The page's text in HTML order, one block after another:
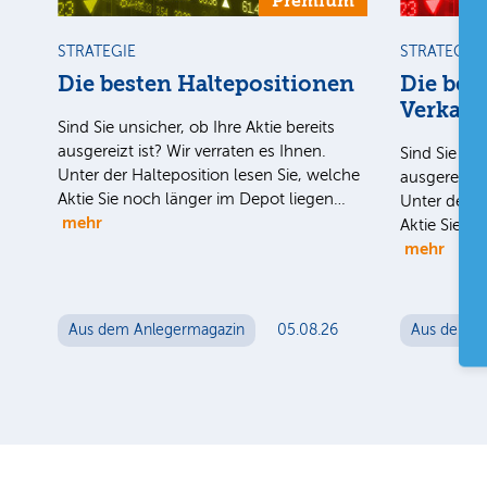
STRATEGIE
Die besten Haltepositionen
Sind Sie unsicher, ob Ihre Aktie bereits
ausgereizt ist? Wir verraten es Ihnen.
Unter der Halteposition lesen Sie, welche
Aktie Sie noch länger im Depot liegen…
mehr
Aus dem Anlegermagazin 05.08.26
STRATEGIE
Die
Sind Sie
ausgereizt
Unter der
Aktie Sie
mehr
Aus dem